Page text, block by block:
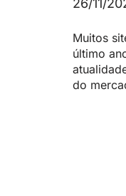
26/11/
Muitos
último
do